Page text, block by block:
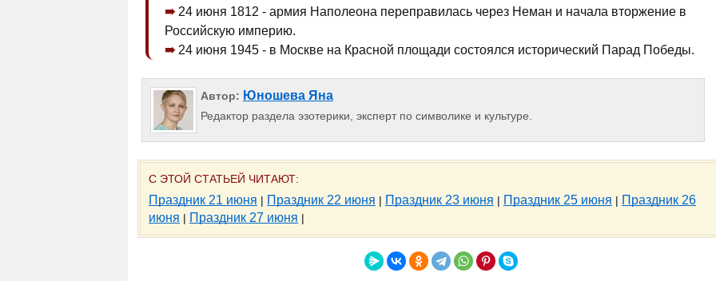
24 июня 1812 - армия Наполеона переправилась через Неман и начала вторжение в
Российскую империю.
24 июня 1945 - в Москве на Красной площади состоялся исторический Парад Победы.
Автор: Юношева Яна
Редактор раздела эзотерики, эксперт по символике и культуре.
С ЭТОЙ СТАТЬЕЙ ЧИТАЮТ:
Праздник 21 июня | Праздник 22 июня | Праздник 23 июня | Праздник 25 июня | Праздник 26
июня | Праздник 27 июня |